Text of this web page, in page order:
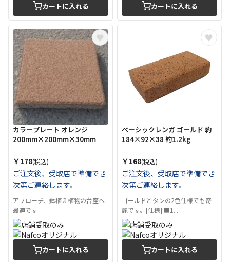
カートに入れる カートに入れる
カラープレート オレンジ
200mm×200mm×30mm
￥178(税込)
ご注文後、受取店で準備でき
次第ご連絡します。
アプローチ、鉢植え植物の台座へ
最適です
カートに入れる
ベーシックレンガ ゴールド 約
184×92×38 約1.2kg
￥168(税込)
ご注文後、受取店で準備でき
次第ご連絡します。
ゴールドとタンの2色仕様でも奇
麗です。[仕様]:■1...
カートに入れる